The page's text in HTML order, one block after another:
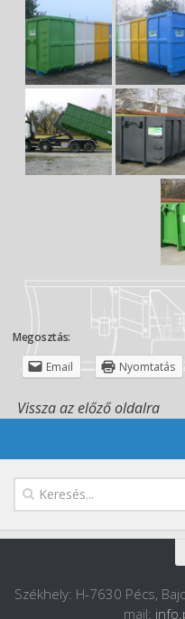
Megosztás:
Email
Nyomtatás
Vissza az előző oldalra
Székhely: H-7630 Pécs,
mail: